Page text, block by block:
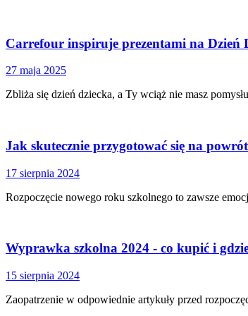
Carrefour inspiruje prezentami na Dzień
27 maja 2025
Zbliża się dzień dziecka, a Ty wciąż nie masz
Jak skutecznie przygotować się na powrót
17 sierpnia 2024
Rozpoczęcie nowego roku szkolnego to zawsze
Wyprawka szkolna 2024 - co kupić i
15 sierpnia 2024
Zaopatrzenie w odpowiednie artykuły przed